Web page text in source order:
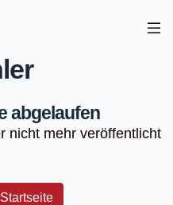
abgelaufen
nicht mehr veröffentlicht